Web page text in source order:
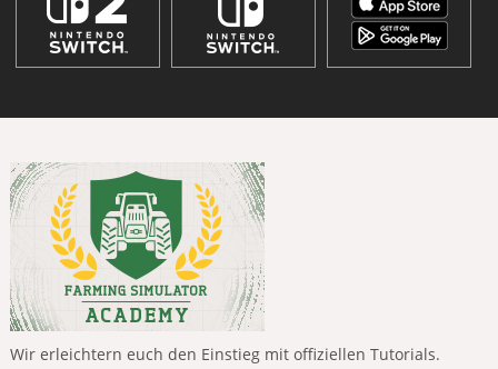
Wir erleichtern euch den Einstieg mit offiziellen Tutorials.